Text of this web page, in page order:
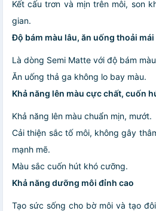
Kết cấu trơn và mịn trên môi, son
gian.
Độ bám màu lâu, ăn uống thoải mái
Là dòng Semi Matte với độ bám
Ăn uống thả ga không lo bay màu.
Khả năng lên màu cực chất, cuốn
Khả năng lên màu chuẩn mịn, mướt.
Cải thiện sắc tố môi, không gây
mạnh mẽ.
Màu sắc cuốn hút khó cưỡng.
Khả năng dưỡng môi đỉnh cao
Tạo sức sống cho bờ môi và tạo